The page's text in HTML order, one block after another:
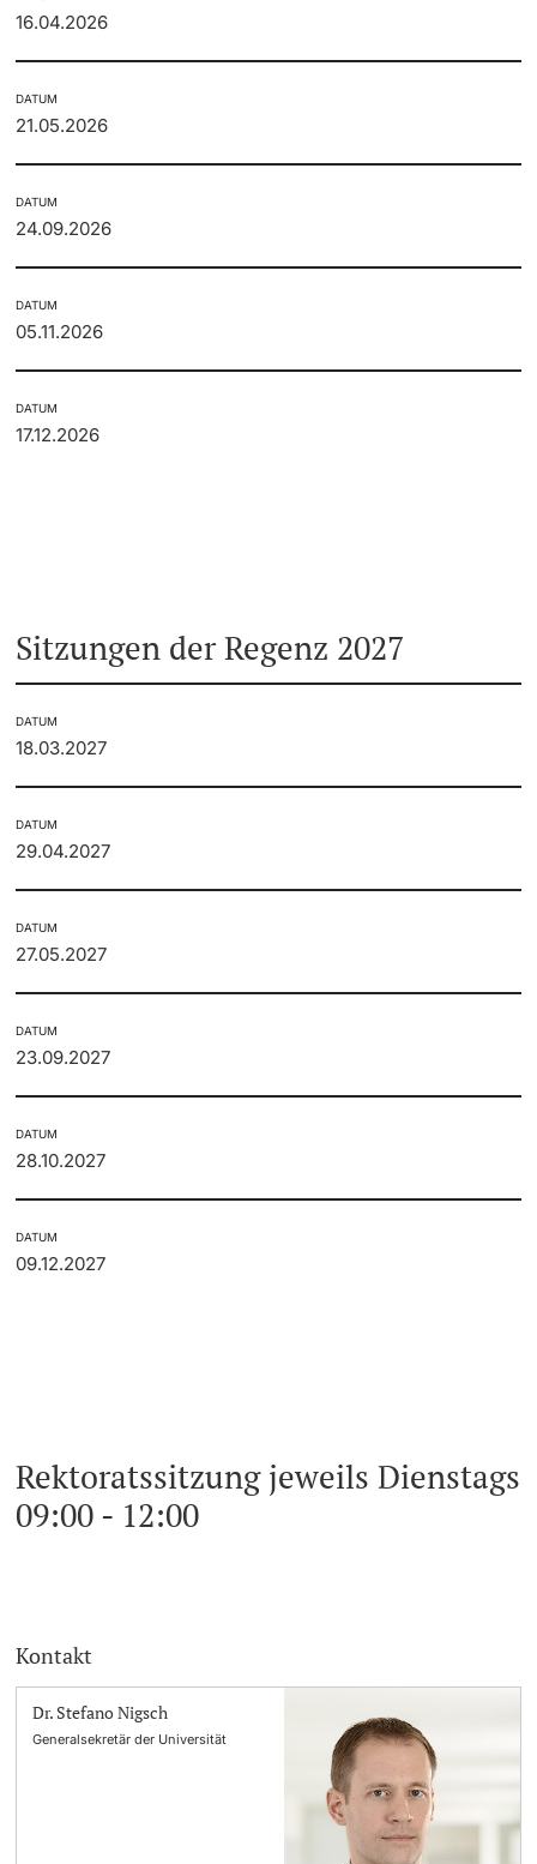
16.04.2026
DATUM
21.05.2026
DATUM
24.09.2026
DATUM
05.11.2026
DATUM
17.12.2026
Sitzungen der Regenz 2027
DATUM
18.03.2027
DATUM
29.04.2027
DATUM
27.05.2027
DATUM
23.09.2027
DATUM
28.10.2027
DATUM
09.12.2027
Rektoratssitzung jeweils Dienstags
09:00 - 12:00
Kontakt
Dr. Stefano Nigsch
Generalsekretär der Universität